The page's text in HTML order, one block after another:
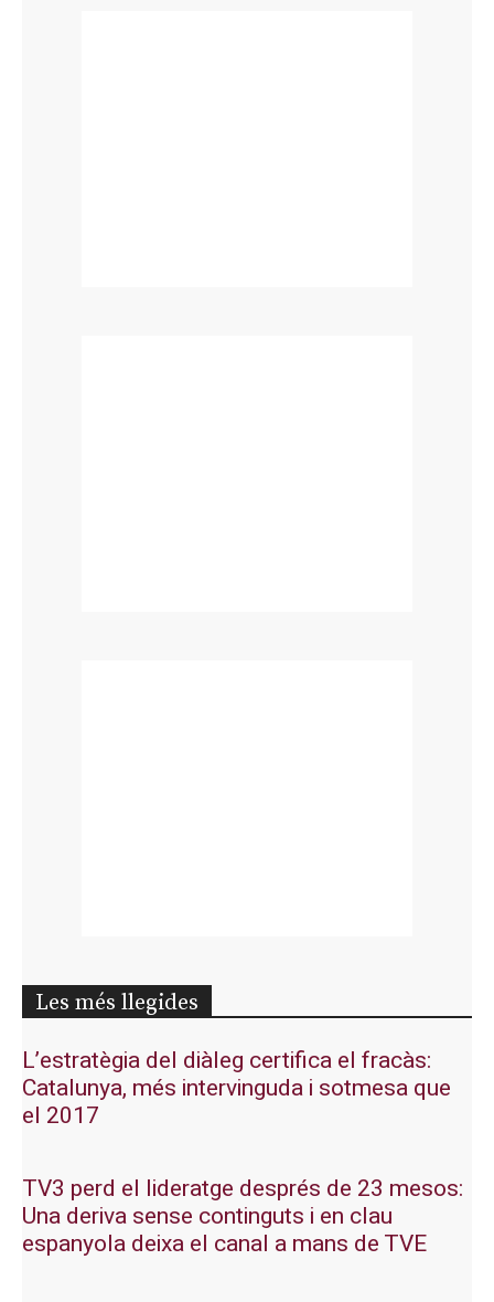
Les més llegides
L’estratègia del diàleg certifica el fracàs:
Catalunya, més intervinguda i sotmesa que
el 2017
TV3 perd el lideratge després de 23 mesos:
Una deriva sense continguts i en clau
espanyola deixa el canal a mans de TVE